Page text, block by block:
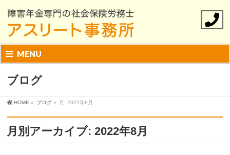
MENU
ブログ
HOME » ブログ » 月: 2022年8月
月別アーカイブ: 2022年8月